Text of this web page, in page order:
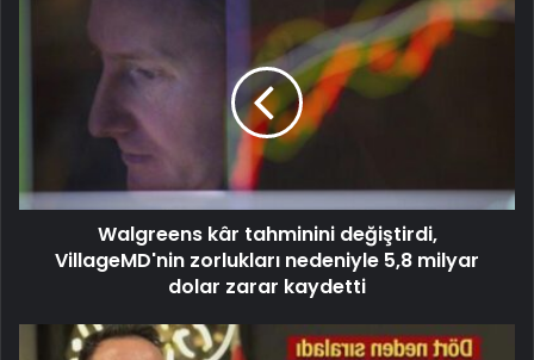
Walgreens kâr tahminini değiştirdi,
VillageMD'nin zorlukları nedeniyle 5,8 milyar
dolar zarar kaydetti